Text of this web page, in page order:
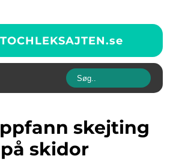
se
på skidor